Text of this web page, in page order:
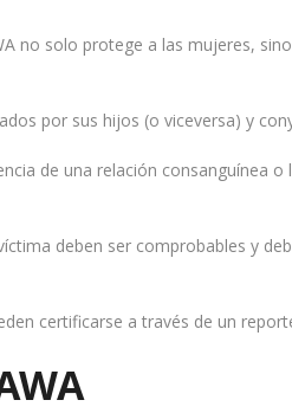
no solo protege a las mujeres,
por sus hijos (o viceversa) y
de una relación consanguínea
deben ser comprobables y
certificarse a través de un